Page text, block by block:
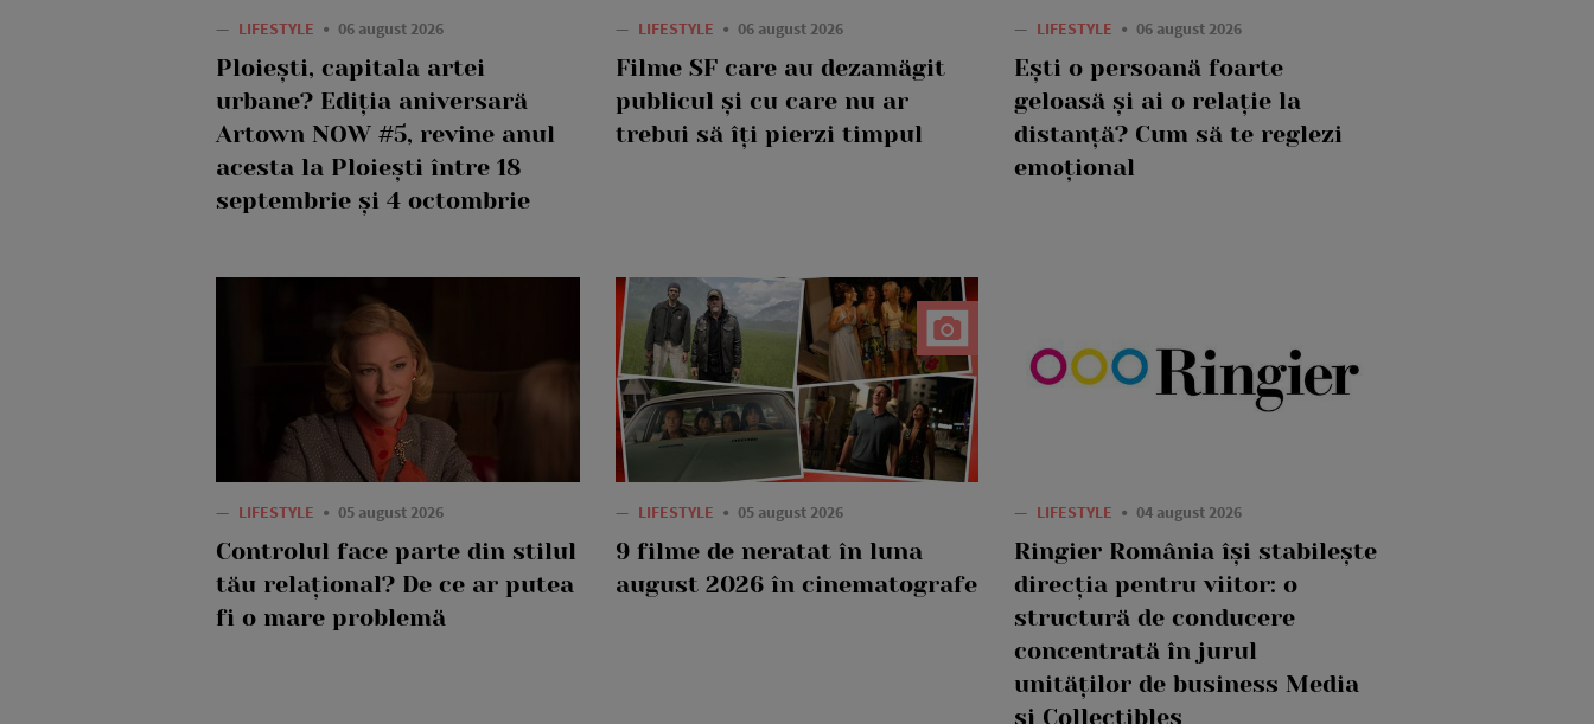
— LIFESTYLE 06 august 2026
Ploiești, capitala artei
urbane? Ediția aniversară
Artown NOW #5, revine anul
acesta la Ploiești între 18
septembrie și 4 octombrie
— LIFESTYLE 06 august 2026
Filme SF care au dezamăgit
publicul și cu care nu ar
trebui să îți pierzi timpul
— LIFESTYLE 06 august 2026
Ești o persoană foarte
geloasă și ai o relație la
distanță? Cum să te reglezi
emoțional
— LIFESTYLE 05 august 2026
Controlul face parte din stilul
tău relațional? De ce ar putea
fi o mare problemă
— LIFESTYLE 05 august 2026
9 filme de neratat în luna
august 2026 în cinematografe
— LIFESTYLE 04 august 2026
Ringier România își stabilește
direcția pentru viitor: o
structură de conducere
concentrată în jurul
unităților de business Media
și Collectibles